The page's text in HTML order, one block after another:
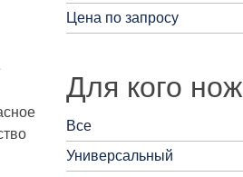
Цена по запросу
Для кого нож
Все
Универсальный